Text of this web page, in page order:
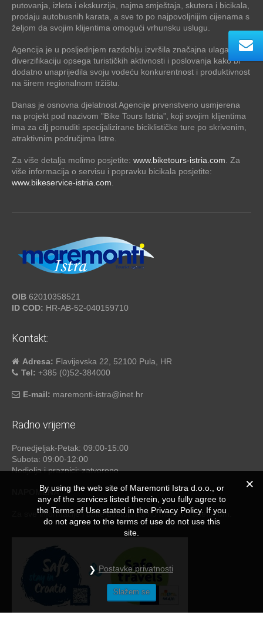
putovanja, izleta i ekskurzija, najma smještaja, skutera i bicikala,
prodaju autobusnih karata, a sve to po najpovoljnijim cijenama s
željom da svojim klijentima omogući vrhunsku uslugu.
Agencija je u posljednjem razdoblju izvršila značajna ulaganja u
diverzifikaciju opsega turističkih aktivnosti i poslovanja kako bi
dodatno unaprijedila svoju vodeću konkurentnost i produktivnost
na širem regionalnom tržištu.
Danas je osnovna djelatnost Agencije prvenstveno usmjerena
na projekt pod nazivom ”Bike Tours Istria”, koji svojim klijentima
ima za cilj ponuditi specijalizirane biciklističke ture po skrivenim,
atraktivnim područjima Istre.
Za više detalja molimo posjetite: www.biketours-istria.com. Za
više informacija o servisu i popravku bicikala posjetite:
www.bikeservice-istria.com.
OIB 62010358521
ID COD: HR-AB-52-040159710
Kontakt:
Adresa: Flavijevska 22, 52100 Pula, HR
Tel: +385 (0)52-384000
E-mail: maremonti-istra@inet.hr
Radno vrijeme
Ponedjeljak-Petak: 09:00-15:00
Subota: 09:00-12:00
Nedjelja i praznici: zatvoreno
NAPOMENA
Za sve informacije i upite dostupni smo mailom i telefonom.
By using the web site of Maremonti Istra d.o.o., or
any of the services listed therein, you fully agree to
the Terms of Use stated in the Privacy Policy. If you
do not agree to the terms of use do not use this
site.
Postavke privatnosti
Slažem se